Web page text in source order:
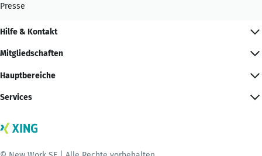
Presse
Hilfe & Kontakt
Mitgliedschaften
Hauptbereiche
Services